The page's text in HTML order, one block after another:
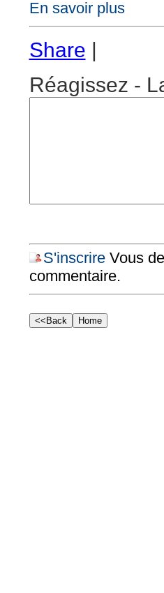
En savoir plus
Share |
Réagissez -
S'inscrireVous
commentaire.